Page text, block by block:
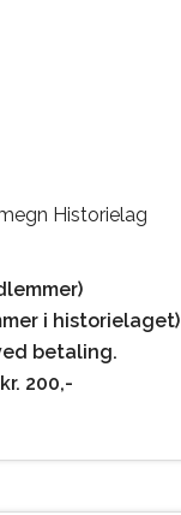
Historielag
i historielaget)
betaling.
200,-